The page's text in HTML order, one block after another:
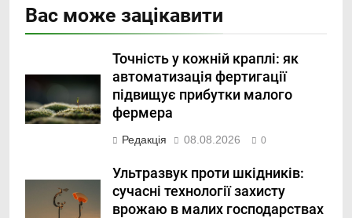
Вас може зацікавити
Точність у кожній краплі: як
автоматизація фертигації
підвищує прибутки малого
фермера
Редакція 08.08.2026 0
Ультразвук проти шкідників:
сучасні технології захисту
врожаю в малих господарствах